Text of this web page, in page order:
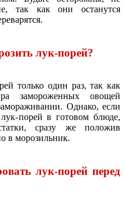
так как они останутся
лук-порей?
только один раз, так как
замороженных овощей
Однако, если
порей в готовом блюде,
сразу же положив
в морозильник.
лук-порей перед